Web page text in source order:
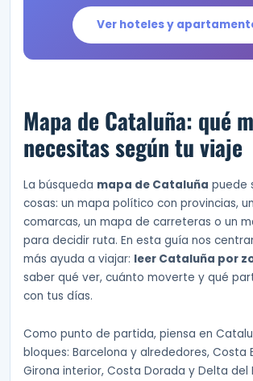
Ver hoteles y
Mapa de Cataluña: qué
necesitas según tu viaje
La búsqueda mapa de Cataluña puede
cosas: un mapa político con provincias,
comarcas, un mapa de carreteras o un
para decidir ruta. En esta guía nos
más ayuda a viajar: leer Cataluña por
saber qué ver, cuánto moverte y qué
con tus días.
Como punto de partida, piensa en
bloques: Barcelona y alrededores, Costa
Girona interior, Costa Dorada y Delta del